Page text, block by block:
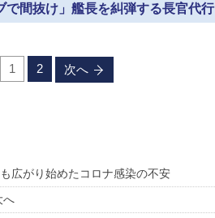
で間抜け」艦長を糾弾する長官代行
1 2 次へ
広がり始めたコロナ感染の不安
へ